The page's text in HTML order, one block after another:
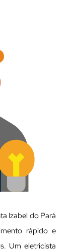
Izabel do Pará
rápido e
Um eletricista